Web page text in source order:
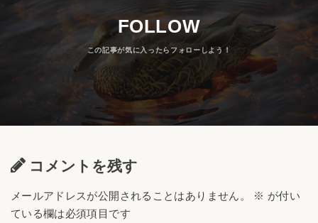
FOLLOW
コメントを残す
メールアドレスが公開されることはありません。 ※ が付い
ている欄は必須項目です